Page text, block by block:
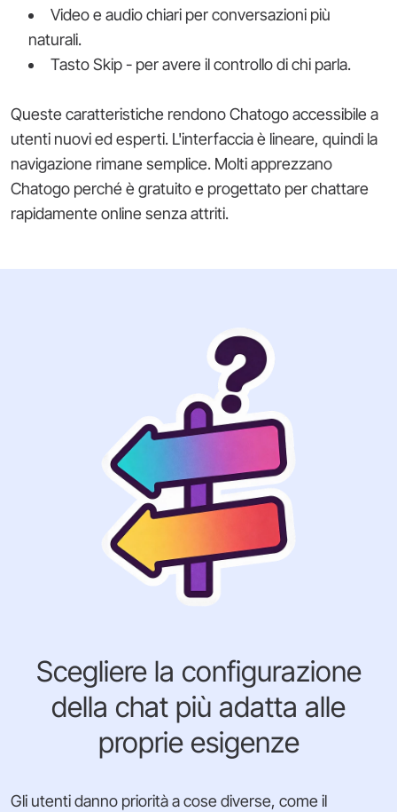
Video e audio chiari per conversazioni più
naturali.
Tasto Skip - per avere il controllo di chi parla.
Queste caratteristiche rendono Chatogo accessibile a
utenti nuovi ed esperti. L'interfaccia è lineare, quindi la
navigazione rimane semplice. Molti apprezzano
Chatogo perché è gratuito e progettato per chattare
rapidamente online senza attriti.
Scegliere la configurazione
della chat più adatta alle
proprie esigenze
Gli utenti danno priorità a cose diverse, come il